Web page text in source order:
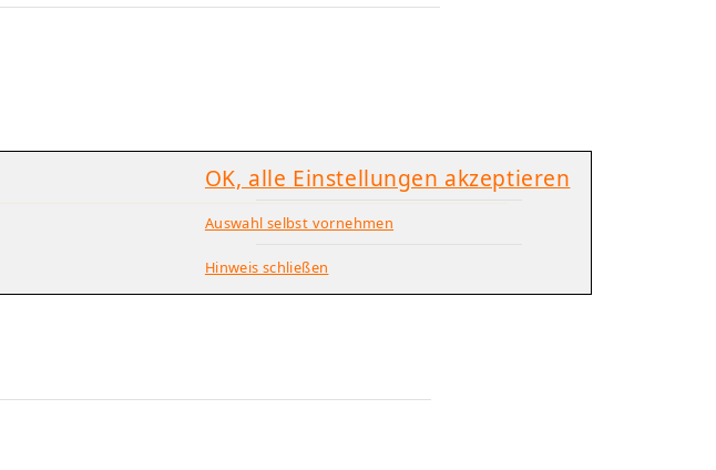
OK, alle Einstellungen akzeptieren
Auswahl selbst vornehmen
Hinweis schließen